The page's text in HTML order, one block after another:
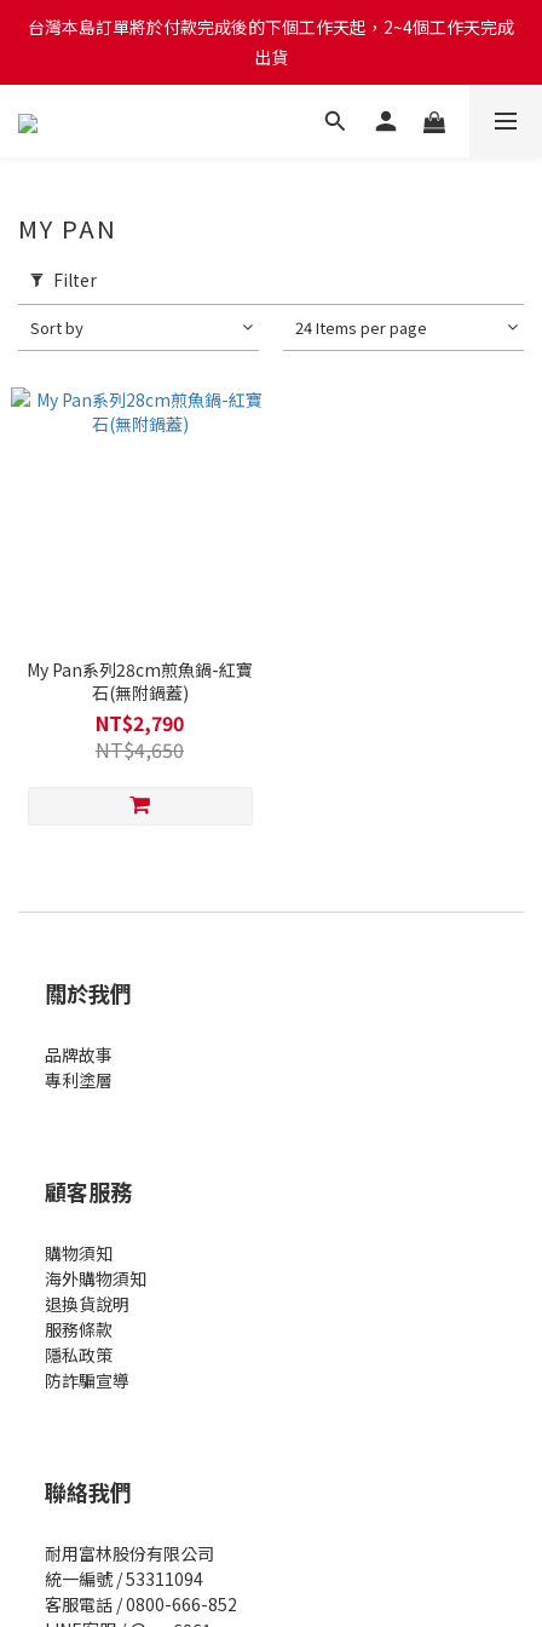
台灣本島訂單將於付款完成後的下個工作天起，2~4個工作天完成
出貨
台灣本島訂單將於付款完成後的下個工作天起，2~4個工作天完成
出貨
台灣本島消費滿$999免運費
MY PAN
Filter
Sort by 24 Items per page
My Pan系列28cm煎魚鍋-紅寶
石(無附鍋蓋)
NT$2,790
NT$4,650
關於我們
品牌故事
專利塗層
顧客服務
購物須知
海外購物須知
退換貨說明
服務條款
隱私政策
防詐騙宣導
聯絡我們
耐用富林股份有限公司
統一編號 / 53311094
客服電話 / 0800-666-852